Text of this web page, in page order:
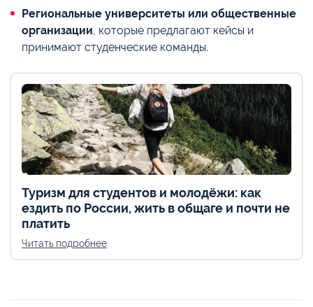
Региональные университеты или общественные
организации , которые предлагают кейсы и
принимают студенческие команды.
Туризм для студентов и молодёжи: как
ездить по России, жить в общаге и почти не
платить
Читать подробнее